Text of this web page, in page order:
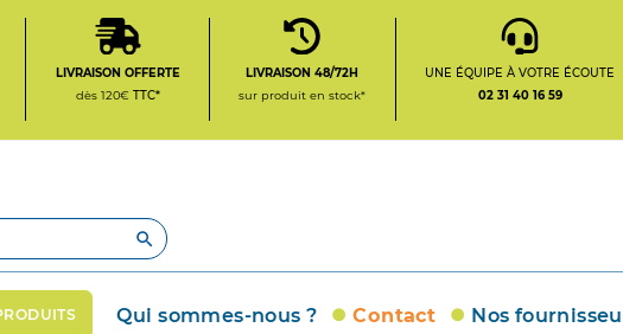
LIVRAISON OFFERTE
dès 120€ TTC*
LIVRAISON 48/72H
sur produit en stock*
UNE ÉQUIPE À VOTRE ÉCOUTE
02 31 40 16 59

Qui sommes-nous ? Contact Nos